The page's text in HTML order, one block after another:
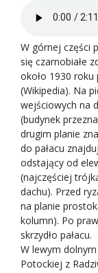
W górnej części
się czarnobiałe
około 1930 roku
(Wikipedia). Na
wejściowych na
(budynek
drugim planie
do pałacu
odstający od
(najczęściej
dachu). Przed
na planie
kolumn). Po
skrzydło pałacu.
W lewym
Potockiej z